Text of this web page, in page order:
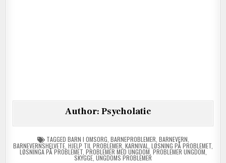
Author:Psycholatic
TAGGED BARN I OMSORG BARNEPROBLEMER BARNEVERN
BARNEVERNSHELVETE HJELP TIL PROBLEMER KARNIVAL LØSNING PÅ PROBLEMET
LØSNINGA PÅ PROBLEMET, PROBLEMER MED UNGDOM PROBLEMER UNGDOM
SKYGGE UNGDOMS PROBLEMER